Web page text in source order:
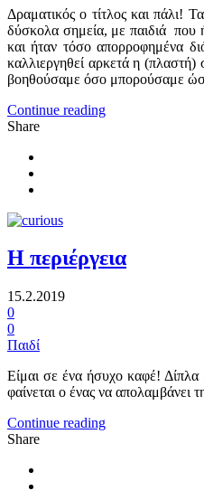
Δραματικός ο τίτλος και πάλι!
δύσκολα σημεία, με παιδιά που
και ήταν τόσο απορροφημένα
καλλιεργηθεί αρκετά η
βοηθούσαμε όσο μπορούσαμε
Continue reading
Share
Η περιέργεια
15.2.2019
0
0
Παιδί
Είμαι σε ένα ήσυχο καφέ! Δίπλα
φαίνεται ο ένας να απολαμβάνει
Continue reading
Share